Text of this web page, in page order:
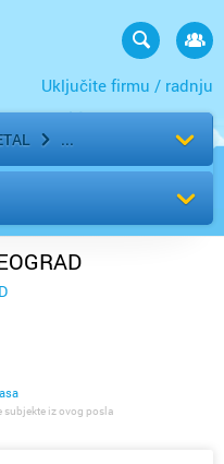
Uključite firmu / radnju
subjekte iz ovog posla